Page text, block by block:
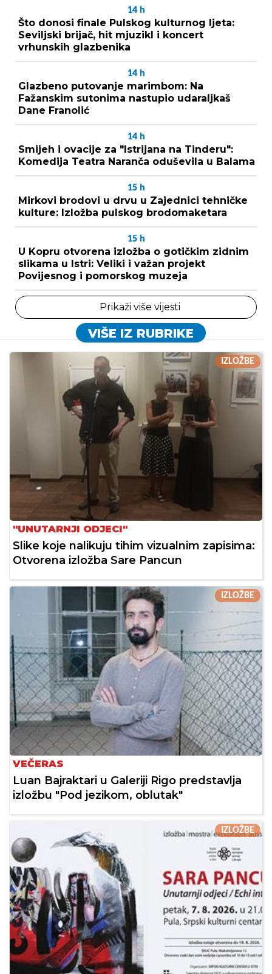
14 h
Što donosi finale Pulskog kulturnog ljeta:
Seviljski brijač, hit mjuzikl i koncert
vrhunskih glazbenika
14 h
Glazbeno putovanje marimbom: Na
Fažanskim sutonima nastupio udaraljkaš
Dane Franolić
14 h
Smijeh i ovacije za "Istrijana na Tinderu":
Komedija Teatra Naranča oduševila u Balama
15 h
Mirkovi brodovi u drvu u Zajednici tehničke
kulture: Izložba pulskog brodomaketara
15 h
U Kopru otvorena izložba o gotičkim zidnim
slikama u Istri: Veliki i važan projekt
Povijesnog i pomorskog muzeja
Prikaži više vijesti
VIŠE IZ RUBRIKE
IZLOŽBE
"UNUTARNJI ODJECI"
Slike koje nalikuju tihim vizualnim zapisima:
Otvorena izložba Sare Pancun
IZLOŽBE
VEČERAS
Luan Bajraktari u Galeriji Rigo predstavlja
izložbu "Pod jezikom, oblutak"
IZLOŽBE